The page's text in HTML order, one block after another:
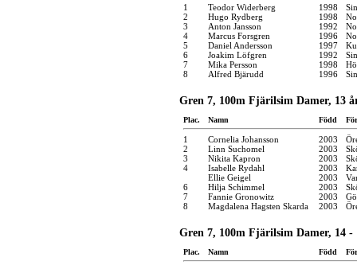
1 Teodor Widerberg 1998
2
Hugo Rydberg 1998
3
Anton Jansson 1992
4
Marcus Forsgren 1996
5
Daniel Andersson 1997
6
Joakim Löfgren 1992
7
Mika Persson 1998
8
Alfred Bjärudd 1996
Gren 7, 100m Fjärilsim Damer, 13
Plac. Namn Född
1 Cornelia Johansson 2003
2
Linn Suchomel 2003
3
Nikita Kapron 2003
4
Isabelle Rydahl 2003
Ellie Geigel
2003
6
Hilja Schimmel 2003
7
Fannie Gronowitz 2003
8
Magdalena Hagsten Skarda 2003
Gren 7, 100m Fjärilsim Damer, 14 -
Plac. Namn Född